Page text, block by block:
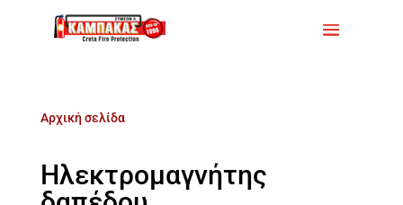
Αρχική σελίδα/ Προϊόντα με ετικέτα
Ηλεκτρομαγνήτης